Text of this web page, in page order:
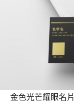
金色光芒耀眼名片